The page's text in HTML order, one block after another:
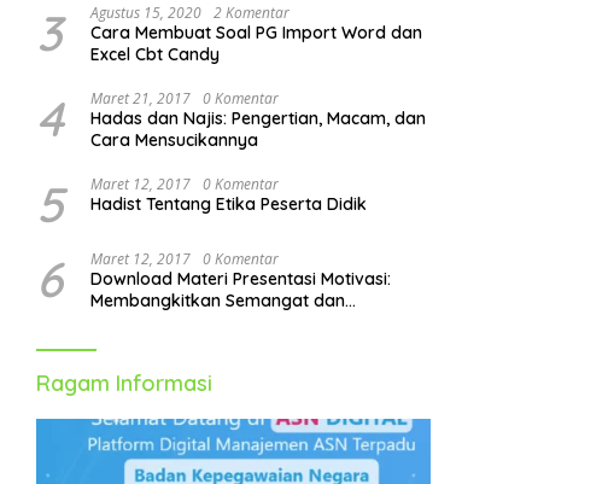
3 Agustus 15, 2020 2 Komentar
Cara Membuat Soal PG Import Word dan
Excel Cbt Candy
4 Maret 21, 2017 0 Komentar
Hadas dan Najis: Pengertian, Macam, dan
Cara Mensucikannya
5 Maret 12, 2017 0 Komentar
Hadist Tentang Etika Peserta Didik
6 Maret 12, 2017 0 Komentar
Download Materi Presentasi Motivasi:
Membangkitkan Semangat dan
Ragam Informasi